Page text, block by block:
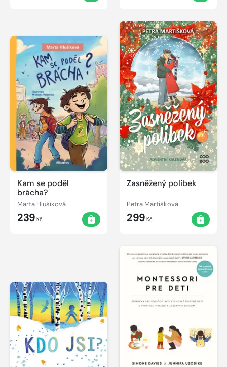
Kam se poděl
brácha?
Marta Hlušíková
239 Kč
Zasněžený polibek
Petra Martišková
299 Kč